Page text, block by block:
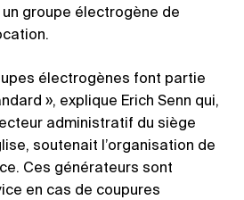
groupe électrogène de
électrogènes font partie
», explique Erich Senn qui,
administratif du siège
soutenait l’organisation de
Ces générateurs sont
en cas de coupures